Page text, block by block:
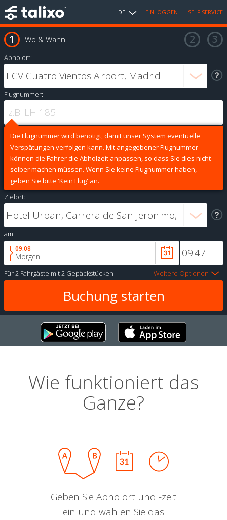
DE EINLOGGEN SELF SERVICE
Wo & Wann
Abholort:
Flugnummer:
Die Flugnummer wird benötigt, damit unser System eventuelle
Verspätungen verfolgen kann. Mit angegebener Flugnummer
können die Fahrer die Abholzeit anpassen, so dass Sie dies nicht
selber machen müssen. Wenn Sie keine Flugnummer haben,
geben Sie bitte 'Kein Flug' an.
Zielort:
am:
09.08
Morgen
Für2 Fahrgäste mit2 Gepäckstücken Weitere Optionen
Wie funktioniert das
Ganze?
Geben Sie Abholort und -zeit
ein und wählen Sie das